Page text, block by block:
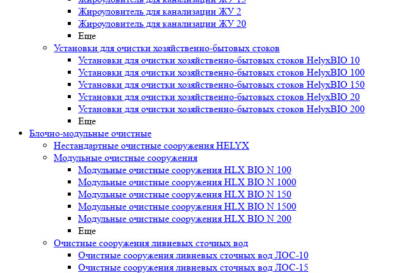
Жироуловитель для канализации ЖУ 2
Жироуловитель для канализации ЖУ 20
Еще
Установки для очистки хозяйственно-бытовых стоков
Установки для очистки хозяйственно-бытовых стоков HelyxBIO 10
Установки для очистки хозяйственно-бытовых стоков HelyxBIO 100
Установки для очистки хозяйственно-бытовых стоков HelyxBIO 150
Установки для очистки хозяйственно-бытовых стоков HelyxBIO 20
Установки для очистки хозяйственно-бытовых стоков HelyxBIO 200
Еще
Блочно-модульные очистные
Нестандартные очистные сооружения HELYX
Модульные очистные сооружения
Модульные очистные сооружения HLX BIO N 100
Модульные очистные сооружения HLX BIO N 1000
Модульные очистные сооружения HLX BIO N 150
Модульные очистные сооружения HLX BIO N 1500
Модульные очистные сооружения HLX BIO N 200
Еще
Очистные сооружения ливневых сточных вод
Очистные сооружения ливневых сточных вод ЛОС-10
Очистные сооружения ливневых сточных вод ЛОС-15